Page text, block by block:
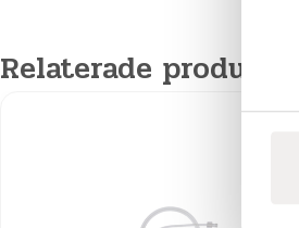
Relaterade produkter